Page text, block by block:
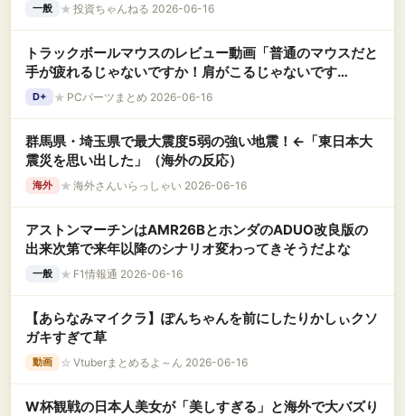
一般 ★ 投資ちゃんねる 2026-06-16
トラックボールマウスのレビュー動画「普通のマウスだと
手が疲れるじゃないですか！肩がこるじゃないです
か！！」←これ
D+ ★ PCパーツまとめ 2026-06-16
群馬県・埼玉県で最大震度5弱の強い地震！←「東日本大
震災を思い出した」（海外の反応）
海外 ★ 海外さんいらっしゃい 2026-06-16
アストンマーチンはAMR26BとホンダのADUO改良版の
出来次第で来年以降のシナリオ変わってきそうだよな
一般 ★ F1情報通 2026-06-16
【あらなみマイクラ】ぽんちゃんを前にしたりかしぃクソ
ガキすぎて草
動画 ☆ Vtuberまとめるよ～ん 2026-06-16
W杯観戦の日本人美女が「美しすぎる」と海外で大バズり